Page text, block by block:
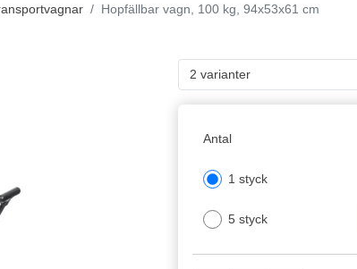
Hopfällbar vagn, 100 kg, 94x53x61 cm
2 varianter
Antal
1 styck
5 styck